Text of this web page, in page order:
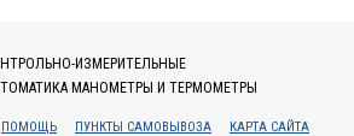
ИЗМЕРИТЕЛЬНЫЕ
МАНОМЕТРЫ И ТЕРМОМЕТРЫ
ПОМОЩЬ ПУНКТЫ САМОВЫВОЗА КАРТА САЙТА